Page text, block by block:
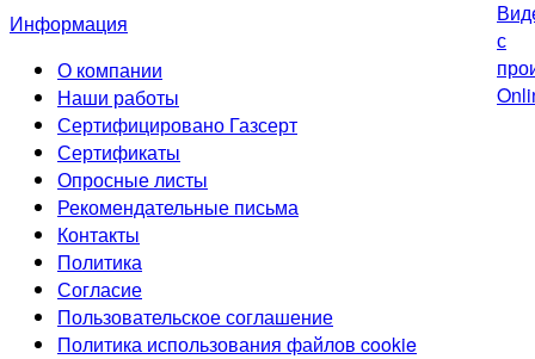
Информация
О компании
Наши работы
Сертифицировано Газсерт
Сертификаты
Опросные листы
Рекомендательные письма
Контакты
Политика
Согласие
Пользовательское соглашение
Политика использования файлов cookie